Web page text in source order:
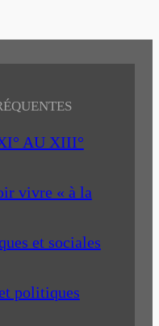
AU XIII°
vivre « à la
et sociales
politiques